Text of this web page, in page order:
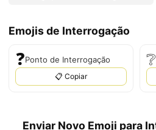
Emojis de Interrogação
❓Ponto de Interrogação
📋 Copiar
❔
Enviar Novo Emoji para